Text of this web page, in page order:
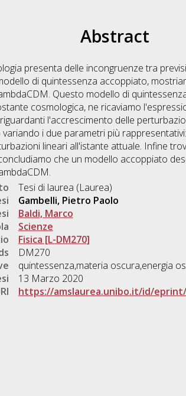
Abstract
presenta delle incongruenze tra
di quintessenza accoppiato,
Questo modello di
cosmologica, ne ricaviamo
l'accrescimento delle
i due parametri più
lineari all'istante attuale. Infine
che un modello accoppiato
Tesi di laurea (Laurea)
Gambelli, Pietro Paolo
Baldi, Marco
Scienze
Fisica [L-DM270]
DM270
quintessenza,materia oscura,energia
13 Marzo 2020
https://amslaurea.unibo.it/id/eprint/